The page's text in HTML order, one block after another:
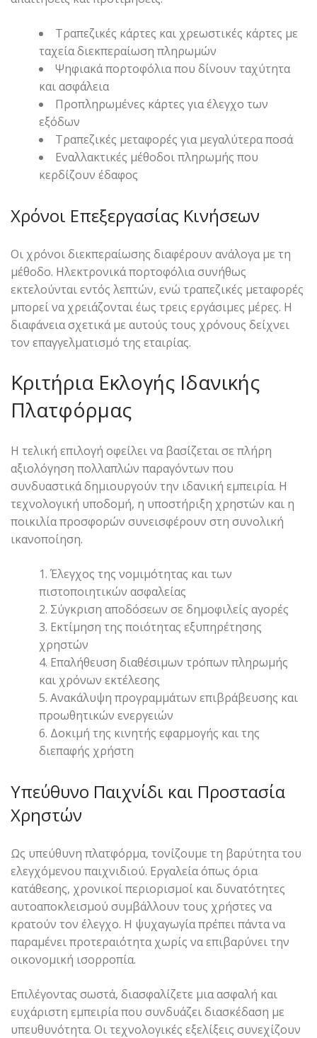
Τραπεζικές κάρτες και χρεωστικές κάρτες με
ταχεία διεκπεραίωση πληρωμών
Ψηφιακά πορτοφόλια που δίνουν ταχύτητα
και ασφάλεια
Προπληρωμένες κάρτες για έλεγχο των
εξόδων
Τραπεζικές μεταφορές για μεγαλύτερα ποσά
Εναλλακτικές μέθοδοι πληρωμής που
κερδίζουν έδαφος
Χρόνοι Επεξεργασίας Κινήσεων
Οι χρόνοι διεκπεραίωσης διαφέρουν ανάλογα με τη
μέθοδο. Ηλεκτρονικά πορτοφόλια συνήθως
εκτελούνται εντός λεπτών, ενώ τραπεζικές μεταφορές
μπορεί να χρειάζονται έως τρεις εργάσιμες μέρες. Η
διαφάνεια σχετικά με αυτούς τους χρόνους δείχνει
τον επαγγελματισμό της εταιρίας.
Κριτήρια Εκλογής Ιδανικής
Πλατφόρμας
Η τελική επιλογή οφείλει να βασίζεται σε πλήρη
αξιολόγηση πολλαπλών παραγόντων που
συνδυαστικά δημιουργούν την ιδανική εμπειρία. Η
τεχνολογική υποδομή, η υποστήριξη χρηστών και η
ποικιλία προσφορών συνεισφέρουν στη συνολική
ικανοποίηση.
Έλεγχος της νομιμότητας και των
πιστοποιητικών ασφαλείας
Σύγκριση αποδόσεων σε δημοφιλείς αγορές
Εκτίμηση της ποιότητας εξυπηρέτησης
χρηστών
Επαλήθευση διαθέσιμων τρόπων πληρωμής
και χρόνων εκτέλεσης
Ανακάλυψη προγραμμάτων επιβράβευσης και
προωθητικών ενεργειών
Δοκιμή της κινητής εφαρμογής και της
διεπαφής χρήστη
Υπεύθυνο Παιχνίδι και Προστασία
Χρηστών
Ως υπεύθυνη πλατφόρμα, τονίζουμε τη βαρύτητα του
ελεγχόμενου παιχνιδιού. Εργαλεία όπως όρια
κατάθεσης, χρονικοί περιορισμοί και δυνατότητες
αυτοαποκλεισμού συμβάλλουν τους χρήστες να
κρατούν τον έλεγχο. Η ψυχαγωγία πρέπει πάντα να
παραμένει προτεραιότητα χωρίς να επιβαρύνει την
οικονομική ισορροπία.
Επιλέγοντας σωστά, διασφαλίζετε μια ασφαλή και
ευχάριστη εμπειρία που συνδυάζει διασκέδαση με
υπευθυνότητα. Οι τεχνολογικές εξελίξεις συνεχίζουν